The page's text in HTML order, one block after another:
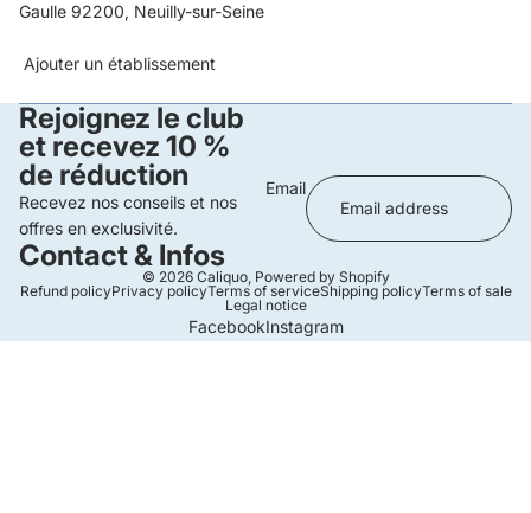
Gaulle 92200, Neuilly-sur-Seine
Ajouter un établissement
Rejoignez le club
et recevez 10 %
de réduction
Recevez nos conseils et nos
offres en exclusivité.
Email
Contact & Infos
© 2026 Caliquo, Powered by Shopify
Refund policyPrivacy policyTerms of serviceShipping policyTerms of sale
Legal notice
FacebookInstagram